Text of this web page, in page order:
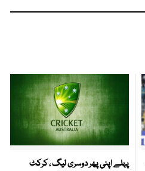
پہلے اپنی پھر دوسری لیگ ، کرکٹ